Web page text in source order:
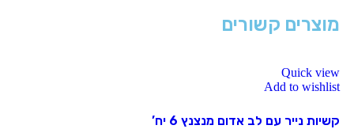
מוצרים קשורים
Quick view
Add to wishlist
קשיות נייר עם לב אדום מנצנץ 6 יח’